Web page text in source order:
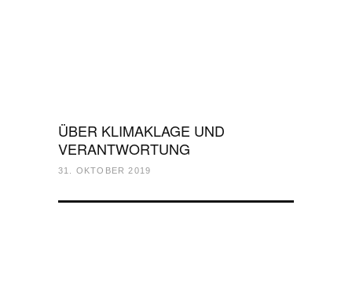
ÜBER KLIMAKLAGE UND
VERANTWORTUNG
31. OKTOBER 2019